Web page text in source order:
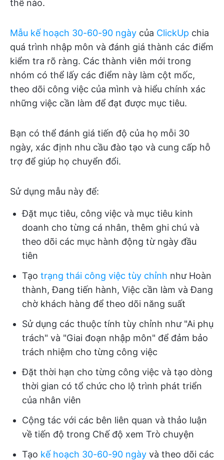
thế nào.
Mẫu kế hoạch 30-60-90 ngày của ClickUp chia
quá trình nhập môn và đánh giá thành các điểm
kiểm tra rõ ràng. Các thành viên mới trong
nhóm có thể lấy các điểm này làm cột mốc,
theo dõi công việc của mình và hiểu chính xác
những việc cần làm để đạt được mục tiêu.
Bạn có thể đánh giá tiến độ của họ mỗi 30
ngày, xác định nhu cầu đào tạo và cung cấp hỗ
trợ để giúp họ chuyển đổi.
Sử dụng mẫu này để:
Đặt mục tiêu, công việc và mục tiêu kinh
doanh cho từng cá nhân, thêm ghi chú và
theo dõi các mục hành động từ ngày đầu
tiên
Tạo trạng thái công việc tùy chỉnh như Hoàn
thành, Đang tiến hành, Việc cần làm và Đang
chờ khách hàng để theo dõi năng suất
Sử dụng các thuộc tính tùy chỉnh như "Ai phụ
trách" và "Giai đoạn nhập môn" để đảm bảo
trách nhiệm cho từng công việc
Đặt thời hạn cho từng công việc và tạo dòng
thời gian có tổ chức cho lộ trình phát triển
của nhân viên
Cộng tác với các bên liên quan và thảo luận
về tiến độ trong Chế độ xem Trò chuyện
Tạo kế hoạch 30-60-90 ngày và theo dõi các